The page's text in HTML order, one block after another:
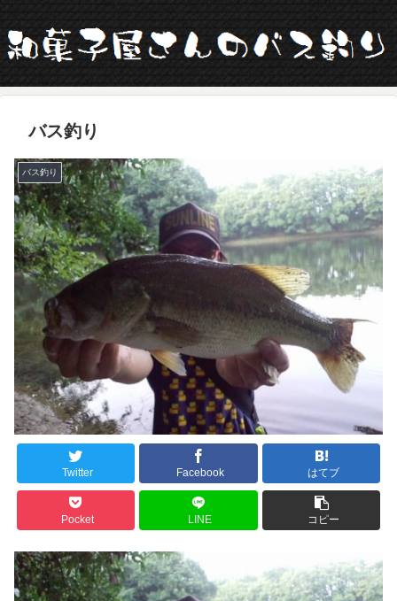
バス釣り
バス釣り
Twitter Facebook はてブ
Pocket LINE コピー